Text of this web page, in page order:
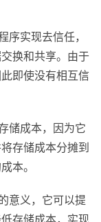
实现去信任，
换和共享。由于
即使没有相互信
储成本，因为它
存储成本分摊到
本。
意义，它可以提